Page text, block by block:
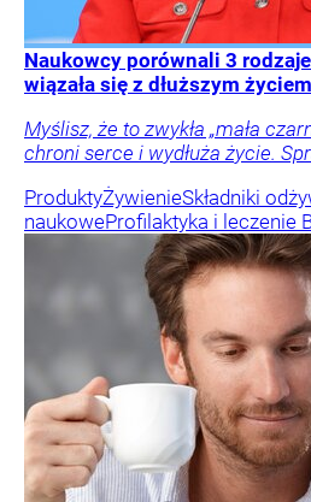
Naukowcy porównali 3
wiązała się z dłuższym życiem
Myślisz, że to zwykła „mała
chroni serce i wydłuża życie.
ProduktyŻywienieSkładniki
naukoweProfilaktyka i leczenie